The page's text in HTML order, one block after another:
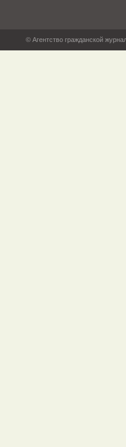
© Агентство гражданской